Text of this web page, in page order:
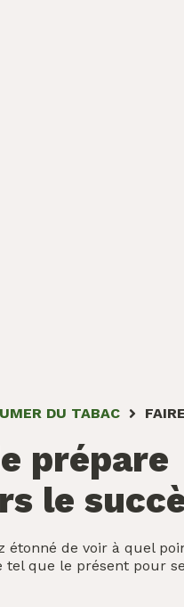
DU TABAC
prépare
le
étonné de voir à quel
tel que le présent pour